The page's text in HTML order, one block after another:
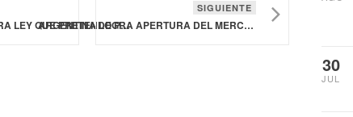
FLORIDA PREPARA LEY QUE PRETENDE PROHIBIR LA VENTA DE GOLOSINAS CON LOS INGREDIENTES AMARILLO 5 (TAMBIÉN CONOCIDO COMO TARTRAZINA) Y AZUL 1
SIGUIENTE
ARGENTINA LOGRA APERTURA DEL MERCADO DE COREA DEL SUR PARA EXPORTAR CARNE DE POLLO
30
JUL